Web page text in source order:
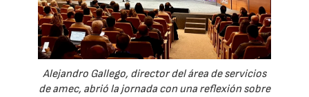
Alejandro Gallego, director del área de servicios
de amec, abrió la jornada con una reflexión sobre